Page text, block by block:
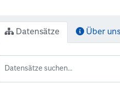
Datensätze Über uns